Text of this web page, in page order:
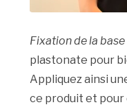
Fixation de la
plastonate pour
Appliquez ainsi
ce produit et pour